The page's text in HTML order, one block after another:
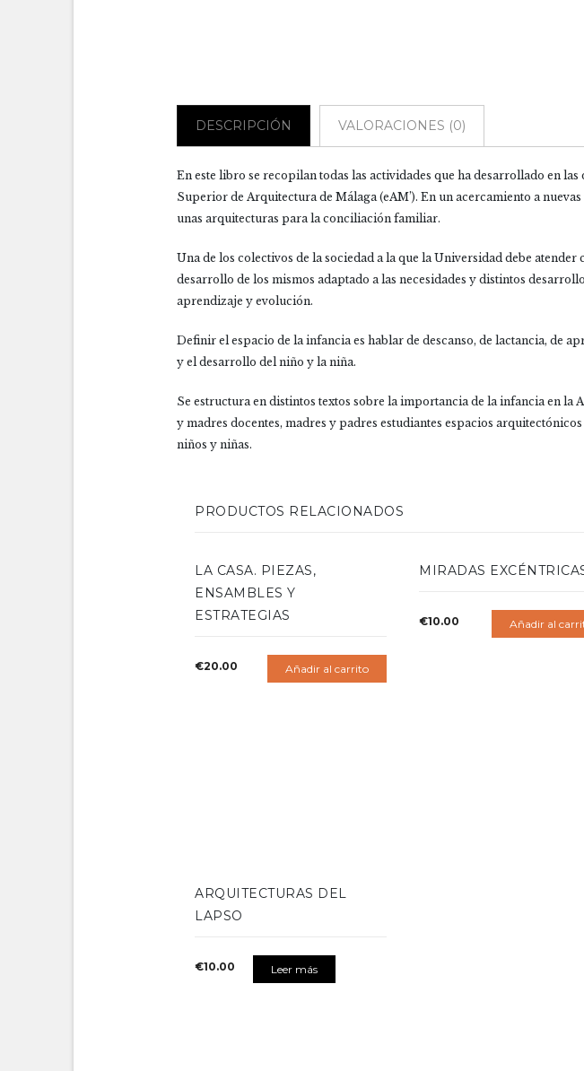
DESCRIPCIÓN VALORACIONES (0)
En este libro se recopilan todas las actividades que ha desarrollado en
Superior de Arquitectura de Málaga (eAM’). En un acercamiento a
unas arquitecturas para la conciliación familiar.
Una de los colectivos de la sociedad a la que la Universidad debe
desarrollo de los mismos adaptado a las necesidades y distintos
aprendizaje y evolución.
Definir el espacio de la infancia es hablar de descanso, de lactancia, de
y el desarrollo del niño y la niña.
Se estructura en distintos textos sobre la importancia de la infancia en
y madres docentes, madres y padres estudiantes espacios
niños y niñas.
PRODUCTOS RELACIONADOS
LA CASA. PIEZAS,
ENSAMBLES Y
ESTRATEGIAS
€20.00 Añadir al carrito
MIRADAS
€10.00 Añadir al
ARQUITECTURAS DEL
LAPSO
€10.00 Leer más